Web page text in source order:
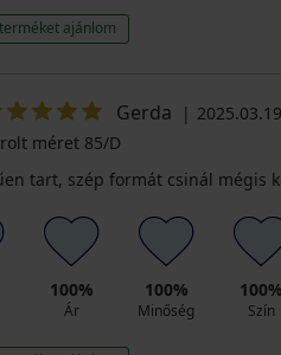
ajánlom
Gerda
méret 85/D
tart, szép formát csinál mégis
100%
Ár
100%
Minőség
100%
Szín